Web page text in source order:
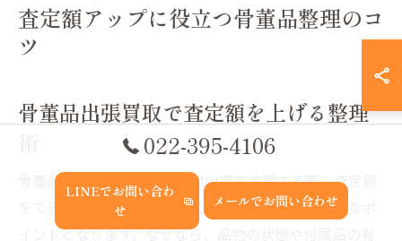
査定額アップに役立つ骨董品整理のコ
ツ
骨董品出張買取で査定額を上げる整理
骨董品の出張買取を山形県村山市で依頼する際、査定額
をできるだけ高くするためには、事前の整理が重要なポ
イントとなります。なぜなら、品物の状態や付属品の有
022-395-4106
LINEでお問い合わ
せ
メールでお問い合わせ